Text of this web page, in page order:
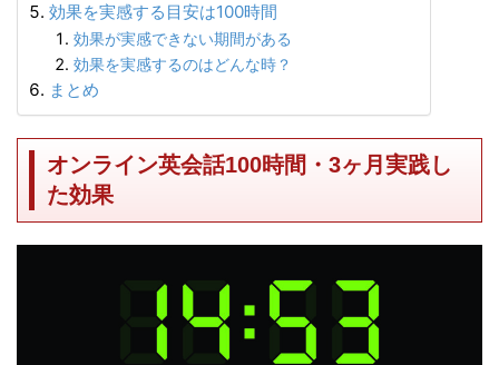
効果を実感する目安は100時間
効果が実感できない期間がある
効果を実感するのはどんな時？
まとめ
オンライン英会話100時間・3ヶ月実践し
た効果